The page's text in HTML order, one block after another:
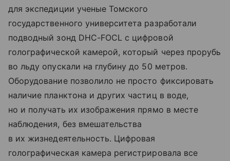
для экспедиции ученые Томского
государственного университета разработали
подводный зонд DHC-FOCL с цифровой
голографической камерой, который через прорубь
во льду опускали на глубину до 50 метров.
Оборудование позволило не просто фиксировать
наличие планктона и других частиц в воде,
но и получать их изображения прямо в месте
наблюдения, без вмешательства
в их жизнедеятельность. Цифровая
голографическая камера регистрировала все